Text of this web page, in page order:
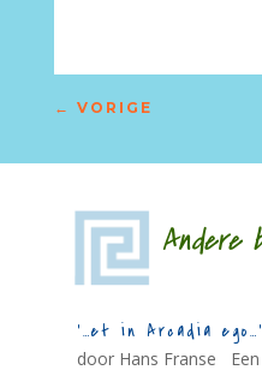
← VORIGE
Andere
‘…et in Arcadia ego…’
door Hans Franse